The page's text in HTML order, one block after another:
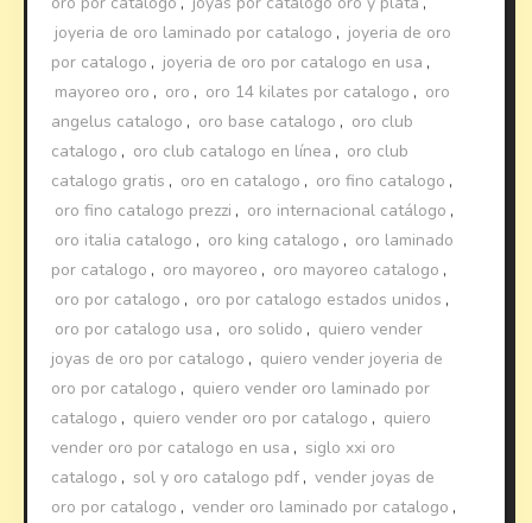
joyeria de oro laminado por catalogo , joyeria de oro
por catalogo , joyeria de oro por catalogo en usa ,
mayoreo oro , oro , oro 14 kilates por catalogo , oro
angelus catalogo , oro base catalogo , oro club
catalogo , oro club catalogo en línea , oro club
catalogo gratis , oro en catalogo , oro fino catalogo ,
oro fino catalogo prezzi , oro internacional catálogo ,
oro italia catalogo , oro king catalogo , oro laminado
por catalogo , oro mayoreo , oro mayoreo catalogo ,
oro por catalogo , oro por catalogo estados unidos ,
oro por catalogo usa , oro solido , quiero vender
joyas de oro por catalogo , quiero vender joyeria de
oro por catalogo , quiero vender oro laminado por
catalogo , quiero vender oro por catalogo , quiero
vender oro por catalogo en usa , siglo xxi oro
catalogo , sol y oro catalogo pdf , vender joyas de
oro por catalogo , vender oro laminado por catalogo ,